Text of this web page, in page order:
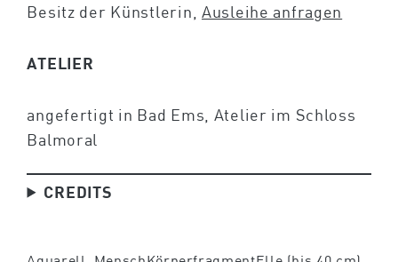
Besitz der Künstlerin, Ausleihe anfragen
ATELIER
angefertigt in Bad Ems, Atelier im Schloss
Balmoral
CREDITS